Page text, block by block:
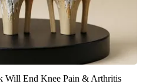
Will End Knee Pain & Arthritis